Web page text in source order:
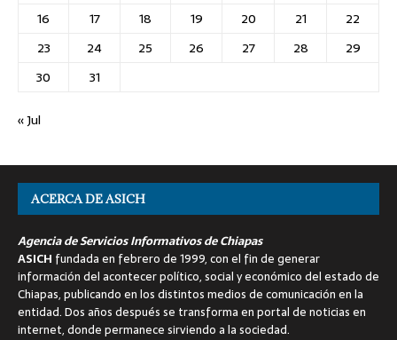
16
17 18 19 20 21
22
23
24 25 26 27 28
29
30
31
« Jul
ACERCA DE ASICH
Agencia de Servicios Informativos de Chiapas
ASICH fundada en febrero de 1999, con el fin de generar
información del acontecer político, social y económico del estado de
Chiapas, publicando en los distintos medios de comunicación en la
entidad. Dos años después se transforma en portal de noticias en
internet, donde permanece sirviendo a la sociedad.